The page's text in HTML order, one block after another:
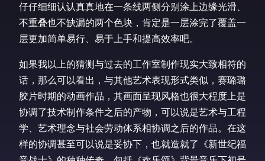
仔仔细细认认真真地在一条线两侧分别涂上边缘光滑、
不重叠也不缺漏的两个色块，肯定是一层涂完了覆盖一
层更加简单易行、易于上手和提高效率吧。
如果我以上的猜测与过去的工作室制作现实大致相符的
话，那么可以看出，与其他艺术表现形式类似，赛璐璐
胶片时期的动画作品，其画面呈现风格也很大程度上是
协调了技术制作条件之后的产物，可以说是艺术与工程
学、艺术理念与社会劳动体系相协调之后的作品。在这
样的协调甚至可以说是妥协下，也就造就了《新世纪福